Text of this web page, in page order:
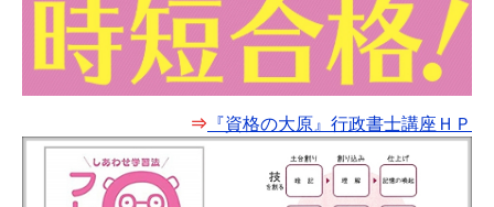
⇒ 『資格の大原』行政書士講座ＨＰ